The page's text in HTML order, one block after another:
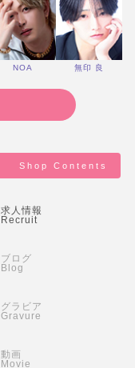
NOA 無印 良
Shop Contents
求人情報
Recruit
ブログ
Blog
グラビア
Gravure
動画
Movie